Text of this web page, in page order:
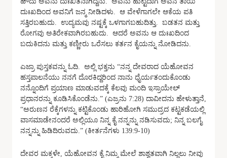
ದುಃಖದಿಂದ ಅವನಿಗೆ ಜನ್ಮ ನೀಡಿದಳು. ಆ ವೇಳೆಗಾಗಲೇ ಆಕೆಯ ಪತಿ
ಸತ್ತಿರಬಹುದು. ಉದ್ಯಮವು ನಷ್ಟಕ್ಕೆ ಒಳಗಾಗಬಹುದಿತ್ತು. ಬಡತನ ಮತ್ತು
ರೋಗವು ಅತಿರೇಕವಾಗಿರಬಹುದು. ಆದರೆ ಅವನು ಆ ದುಃಖದಿಂದ
ಬದುಕಿದನು ಮತ್ತು ಕಣ್ಣೀರು ಒರೆಸಲು ಕರ್ತನ ಕೈಯನ್ನು ನೋಡಿದನು.
ಎಜ್ರಾ ಪುಸ್ತಕವನ್ನು ಓದಿ. ಅಲ್ಲಿ ಭಕ್ತನು “ನನ್ನ ದೇವರಾದ ಯೆಹೋವನ
ಹಸ್ತಪಾಲನೆಯು ನನಗೆ ದೊರಕಿದ್ದರಿಂದ ನಾನು ಧೈರ್ಯತಂದುಕೊಂಡು
ನನ್ನೊಂದಿಗೆ ಪ್ರಯಾಣ ಮಾಡುವದಕ್ಕೆ ಕೆಲವು ಮಂದಿ ಇಸ್ರಾಯೇಲ್
ಪ್ರಧಾನರನ್ನು ಕೂಡಿಸಿಕೊಂಡೆನು.” (ಎಜ್ರನು 7:28) ದಾವೀದನು ಹೇಳುತ್ತಾನೆ,
“ಅರುಣನ ರೆಕ್ಕೆಗಳನ್ನು ಕಟ್ಟಿಕೊಂಡು ಹಾರಿಹೋಗಿ ಸಮುದ್ರದ ಕಟ್ಟಕಡೆಯಲ್ಲಿ
ವಾಸಮಾಡೇನಂದರೆ ಅಲ್ಲಿಯೂ ನಿನ್ನ ಕೈ ನನ್ನನ್ನು ನಡಿಸುವದು; ನಿನ್ನ ಬಲಗೈ
ನನ್ನನ್ನು ಹಿಡಿದಿರುವದು.” (ಕೀರ್ತನೆಗಳು 139:9-10)
ದೇವರ ಮಕ್ಕಳೇ, ಯೆಹೋವನ ಕೈ ನಿಮ್ಮ ಮೇಲೆ ಶಾಶ್ವತವಾಗಿ ನಿಲ್ಲಲು ನೀವು